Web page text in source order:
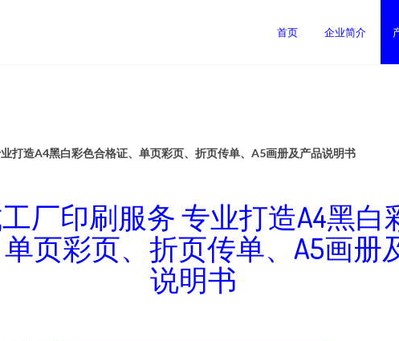
首页 企业简介
打造A4黑白彩色合格证、单页彩页、折页传单、A5画册及产品说明书
厂印刷服务 专业打造A4黑白
页彩页、折页传单、A5画册
说明书